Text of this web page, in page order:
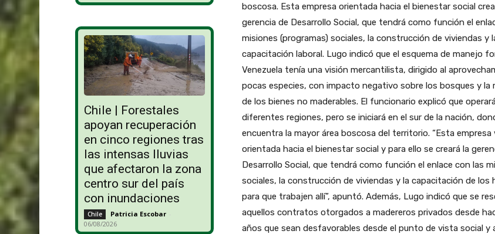
Chile | Forestales
apoyan recuperación
en cinco regiones tras
las intensas lluvias
que afectaron la zona
centro sur del país
con inundaciones
Chile Patricia Escobar -
06/08/2026
boscosa. Esta empresa orientada hacia el bienestar social
gerencia de Desarrollo Social, que tendrá como función el
misiones (programas) sociales, la construcción de viviendas y
capacitación laboral. Lugo indicó que el esquema de manejo
Venezuela tenía una visión mercantilista, dirigido al
pocas especies, con impacto negativo sobre los bosques y la
de los bienes no maderables. El funcionario explicó que
diferentes regiones, pero se iniciará en el sur de la nación,
encuentra la mayor área boscosa del territorio. “Esta empresa
orientada hacia el bienestar social y para ello se creará la
Desarrollo Social, que tendrá como función el enlace con las
sociales, la construcción de viviendas y la capacitación de los
para que trabajen allí”, apuntó. Además, Lugo indicó que se
aquellos contratos otorgados a madereros privados desde
años que sean desfavorables desde el punto de vista social y